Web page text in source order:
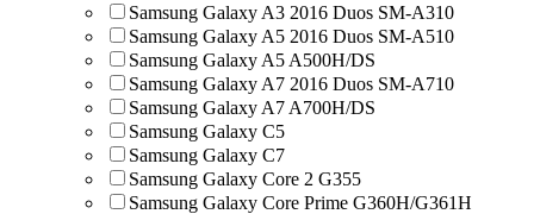
Samsung Galaxy A3 2016 Duos SM-A310
Samsung Galaxy A5 2016 Duos SM-A510
Samsung Galaxy A5 A500H/DS
Samsung Galaxy A7 2016 Duos SM-A710
Samsung Galaxy A7 A700H/DS
Samsung Galaxy C5
Samsung Galaxy C7
Samsung Galaxy Core 2 G355
Samsung Galaxy Core Prime G360H/G361H